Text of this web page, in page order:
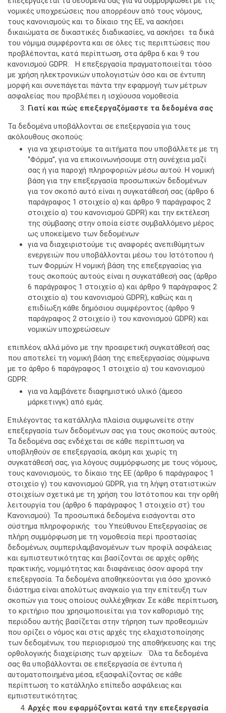
νομικές υποχρεώσεις που απορρέουν από τους νόμους,
τους κανονισμούς και το δίκαιο της ΕΕ, να ασκήσει
δικαιώματα σε δικαστικές διαδικασίες, να ασκήσει τα δικά
του νόμιμα συμφέροντα και σε όλες τις περιπτώσεις που
προβλέπονται, κατά περίπτωση, στα άρθρα 6 και 9 του
κανονισμού GDPR. Η επεξεργασία πραγματοποιείται τόσο
με χρήση ηλεκτρονικών υπολογιστών όσο και σε έντυπη
μορφή και συνεπάγεται πάντα την εφαρμογή των μέτρων
ασφαλείας που προβλέπει η ισχύουσα νομοθεσία.
Γιατί και πώς επεξεργαζόμαστε τα δεδομένα σας
Τα δεδομένα υποβάλλονται σε επεξεργασία για τους
ακόλουθους σκοπούς:
για να χειριστούμε τα αιτήματα που υποβάλλετε με τη
‘’Φόρμα’’, για να επικοινωνήσουμε στη συνέχεια μαζί
σας ή για παροχή πληροφοριών μέσω αυτού. Η νομική
βάση για την επεξεργασία προσωπικών δεδομένων
για τον σκοπό αυτό είναι η συγκατάθεσή σας (άρθρο 6
παράγραφος 1 στοιχείο α) και άρθρο 9 παράγραφος 2
στοιχείο α) του κανονισμού GDPR) και την εκτέλεση
της σύμβασης στην οποία είστε συμβαλλόμενο μέρος
ως υποκείμενο των δεδομένων·
για να διαχειριστούμε τις αναφορές ανεπιθύμητων
ενεργειών που υποβάλλονται μέσω του Ιστότοπου ή
των Φορμών. Η νομική βάση της επεξεργασίας για
τους σκοπούς αυτούς είναι η συγκατάθεσή σας (άρθρο
6 παράγραφος 1 στοιχείο α) και άρθρο 9 παράγραφος 2
στοιχείο α) του κανονισμού GDPR), καθώς και η
επιδίωξη κάθε δημόσιου συμφέροντος (άρθρο 9
παράγραφος 2 στοιχείο i) του κανονισμού GDPR) και
νομικών υποχρεώσεων·
επιπλέον, αλλά μόνο με την προαιρετική συγκατάθεσή σας
που αποτελεί τη νομική βάση της επεξεργασίας σύμφωνα
με το άρθρο 6 παράγραφος 1 στοιχείο α) του κανονισμού
GDPR:
για να λαμβάνετε διαφημιστικό υλικό (άμεσο
μάρκετινγκ) από εμάς.
Επιλέγοντας τα κατάλληλα πλαίσια συμφωνείτε στην
επεξεργασία των δεδομένων σας για τους σκοπούς αυτούς.
Τα δεδομένα σας ενδέχεται σε κάθε περίπτωση να
υποβληθούν σε επεξεργασία, ακόμη και χωρίς τη
συγκατάθεσή σας, για λόγους συμμόρφωσης με τους νόμους,
τους κανονισμούς, το δίκαιο της ΕΕ (άρθρο 6 παράγραφος 1
στοιχείο γ) του κανονισμού GDPR, για τη λήψη στατιστικών
στοιχείων σχετικά με τη χρήση του Ιστότοπου και την ορθή
λειτουργία του (άρθρο 6 παράγραφος 1 στοιχείο στ) του
Κανονισμού). Τα προσωπικά δεδομένα εισάγονται στο
σύστημα πληροφορικής του Υπεύθυνου Επεξεργασίας σε
πλήρη συμμόρφωση με τη νομοθεσία περί προστασίας
δεδομένων, συμπεριλαμβανομένων των προφίλ ασφάλειας
και εμπιστευτικότητας και βασίζονται σε αρχές ορθής
πρακτικής, νομιμότητας και διαφάνειας όσον αφορά την
επεξεργασία. Τα δεδομένα αποθηκεύονται για όσο χρονικό
διάστημα είναι απολύτως αναγκαίο για την επίτευξη των
σκοπών για τους οποίους συλλέχθηκαν. Σε κάθε περίπτωση,
το κριτήριο που χρησιμοποιείται για τον καθορισμό της
περιόδου αυτής βασίζεται στην τήρηση των προθεσμιών
που ορίζει ο νόμος και στις αρχές της ελαχιστοποίησης
των δεδομένων, του περιορισμού της αποθήκευσης και της
ορθολογικής διαχείρισης των αρχείων. Όλα τα δεδομένα
σας θα υποβάλλονται σε επεξεργασία σε έντυπα ή
αυτοματοποιημένα μέσα, εξασφαλίζοντας σε κάθε
περίπτωση το κατάλληλο επίπεδο ασφάλειας και
εμπιστευτικότητας.
Αρχές που εφαρμόζονται κατά την επεξεργασία